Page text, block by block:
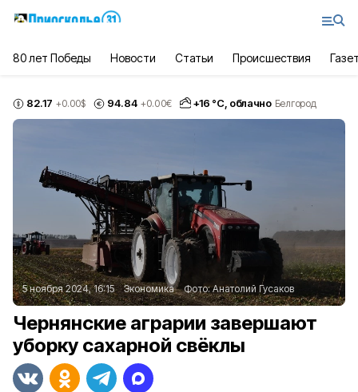
80 лет Победы Новости Статьи Происшествия
82.17 +0.00$ 94.84 +0.00€ +16 °С, облачно Белгород
5 ноября 2024, 16:15 Экономика Фото:Анатолий Гусаков
Чернянские аграрии завершают
уборку сахарной свёклы